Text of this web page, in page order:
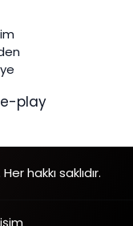
hakkı saklıdır.